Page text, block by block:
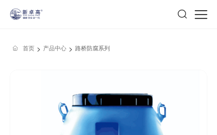
首页 > 产品中心 > 路桥防腐系列